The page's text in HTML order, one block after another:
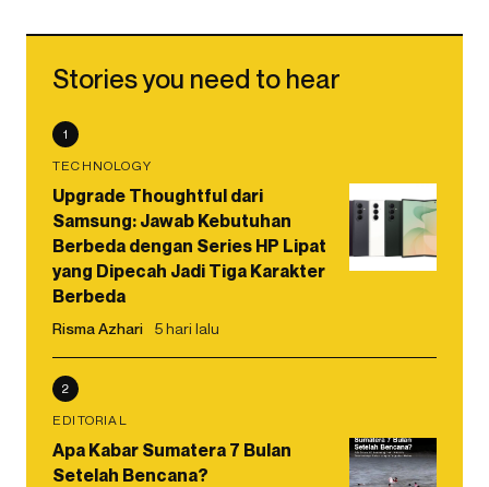
Stories you need to hear
1
TECHNOLOGY
Upgrade Thoughtful dari
Samsung: Jawab Kebutuhan
Berbeda dengan Series HP Lipat
yang Dipecah Jadi Tiga Karakter
Berbeda
Risma Azhari 5 hari lalu
2
EDITORIAL
Apa Kabar Sumatera 7 Bulan
Setelah Bencana?